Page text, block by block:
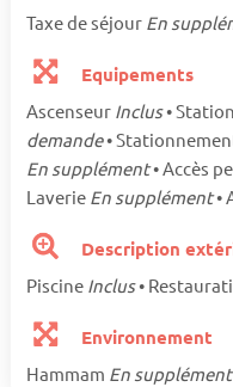
Taxe de séjour En
Equipements
Ascenseur Inclus•
demande•
En supplément• Accès
Laverie En supplément•
Description
Piscine Inclus•
Environnement
Hammam En supplément